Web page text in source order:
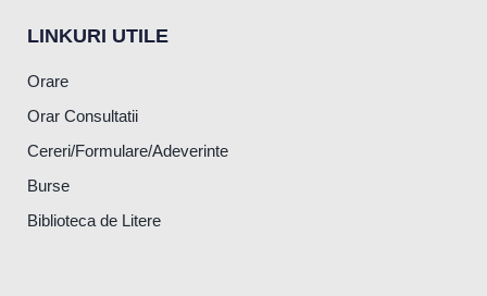
LINKURI UTILE
Orare
Orar Consultatii
Cereri/Formulare/Adeverinte
Burse
Biblioteca de Litere